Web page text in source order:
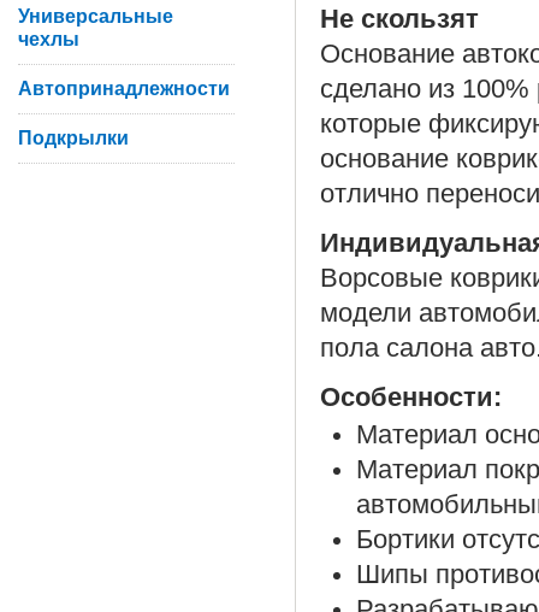
Не скользят
Основание
сделано из
которые
основание
отлично
Ворсовые
модели
пола салона
Особенности:
Материал
Материал
Бортики
Шипы
Универсальные
чехлы
Автопринадлежности
Подкрылки